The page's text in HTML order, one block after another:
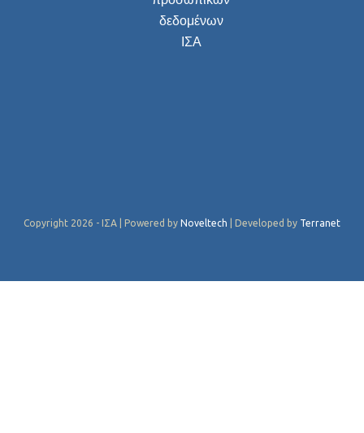
δεδομένων
ΙΣΑ
Copyright 2026 - ΙΣΑ | Powered by Noveltech | Developed by Terranet